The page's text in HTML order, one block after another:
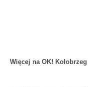
Więcej na OK! Kołobrzeg